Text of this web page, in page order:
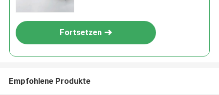
Fortsetzen
Empfohlene Produkte